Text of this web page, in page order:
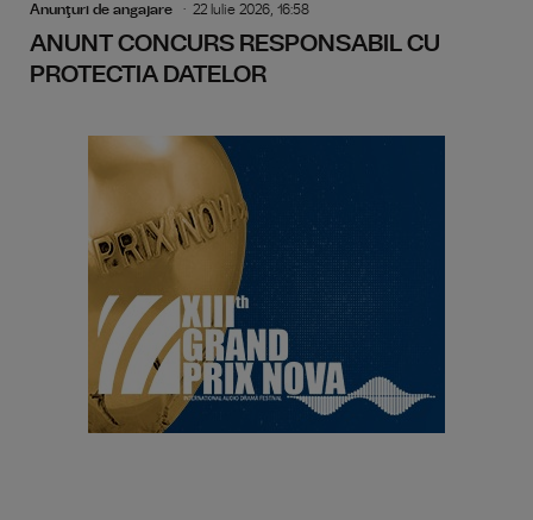
Anunţuri de angajare 22 Iulie 2026, 16:58
ANUNT CONCURS RESPONSABIL CU
PROTECTIA DATELOR